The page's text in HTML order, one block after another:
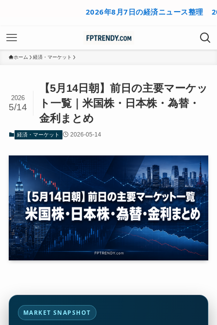
2026年8月7日の経済ニュース整理 2026年
ホーム 経済・マーケット
【5月14日朝】前日の主要マーケッ
ト一覧｜米国株・日本株・為替・
金利まとめ
2026
5/14
経済・マーケット 2026-05-14
MARKET SNAPSHOT